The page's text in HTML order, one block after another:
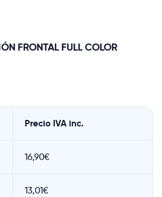
FRONTAL FULL COLOR
Precio IVA inc.
16,90€
13,01€